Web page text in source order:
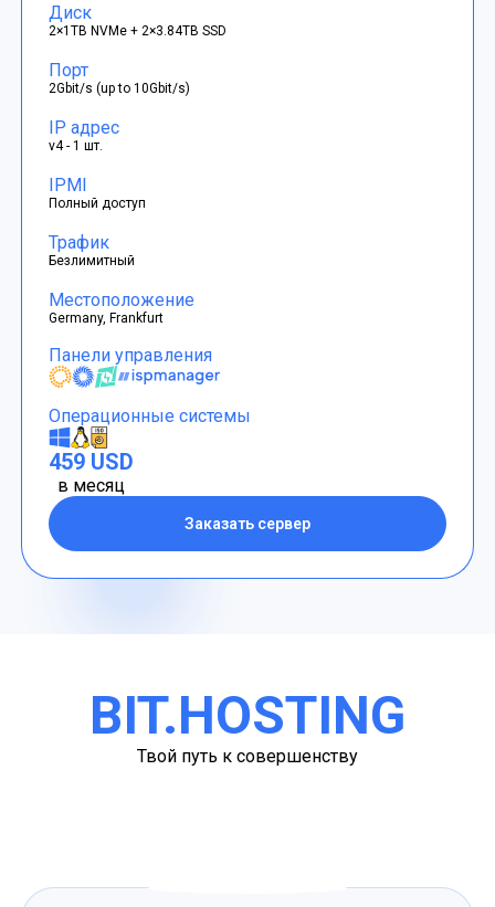
Диск
2×1TB NVMe + 2×3.84TB SSD
Порт
2Gbit/s (up to 10Gbit/s)
IP адрес
v4 - 1 шт.
IPMI
Полный доступ
Трафик
Безлимитный
Местоположение
Germany, Frankfurt
Панели управления
Операционные системы
459 USD
в месяц
Заказать сервер
BIT.HOSTING
Твой путь к совершенству